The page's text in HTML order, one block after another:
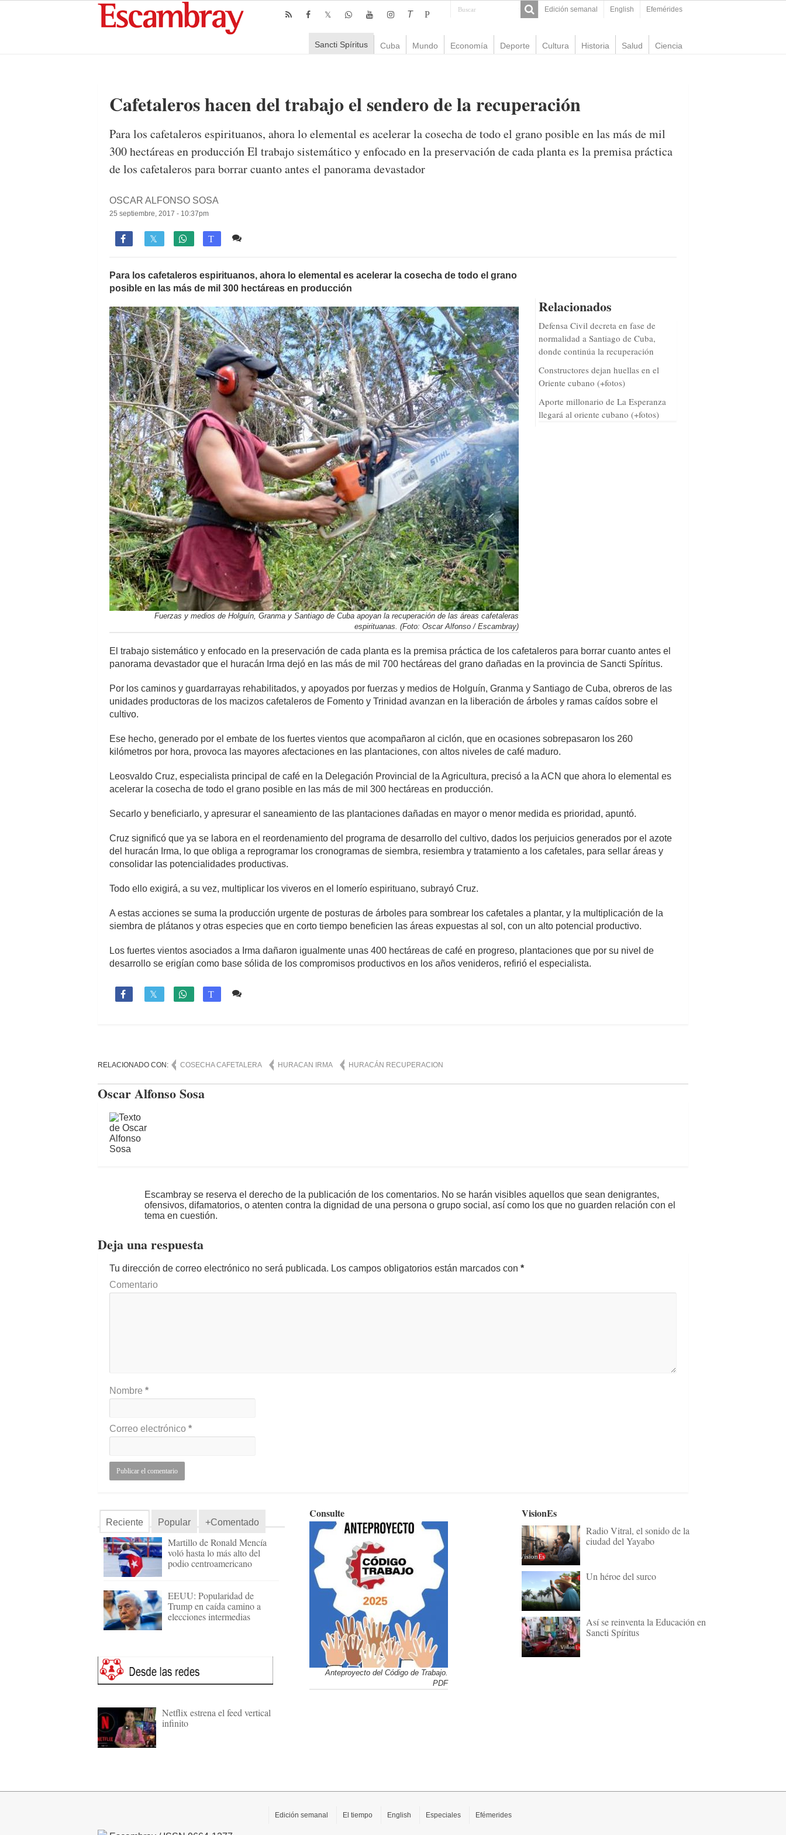
Edición semanal English Efemérides
T P
Sancti Spíritus Cuba Mundo Economía Deporte Cultura Historia Salud Ciencia
Cafetaleros hacen del trabajo el sendero de la recuperación
Para los cafetaleros espirituanos, ahora lo elemental es acelerar la cosecha de todo el grano posible en las más de mil
300 hectáreas en producción El trabajo sistemático y enfocado en la preservación de cada planta es la premisa práctica
de los cafetaleros para borrar cuanto antes el panorama devastador
OSCAR ALFONSO SOSA
25 septiembre, 2017 - 10:37pm
 T
Relacionados
Defensa Civil decreta en fase de
normalidad a Santiago de Cuba,
donde continúa la recuperación
Constructores dejan huellas en el
Oriente cubano (+fotos)
Aporte millonario de La Esperanza
llegará al oriente cubano (+fotos)
Para los cafetaleros espirituanos, ahora lo elemental es acelerar la cosecha de todo el grano
posible en las más de mil 300 hectáreas en producción
Fuerzas y medios de Holguín, Granma y Santiago de Cuba apoyan la recuperación de las áreas cafetaleras
espirituanas. (Foto: Oscar Alfonso / Escambray)
El trabajo sistemático y enfocado en la preservación de cada planta es la premisa práctica de los cafetaleros para borrar cuanto antes el
panorama devastador que el huracán Irma dejó en las más de mil 700 hectáreas del grano dañadas en la provincia de Sancti Spíritus.
Por los caminos y guardarrayas rehabilitados, y apoyados por fuerzas y medios de Holguín, Granma y Santiago de Cuba, obreros de las
unidades productoras de los macizos cafetaleros de Fomento y Trinidad avanzan en la liberación de árboles y ramas caídos sobre el
cultivo.
Ese hecho, generado por el embate de los fuertes vientos que acompañaron al ciclón, que en ocasiones sobrepasaron los 260
kilómetros por hora, provoca las mayores afectaciones en las plantaciones, con altos niveles de café maduro.
Leosvaldo Cruz, especialista principal de café en la Delegación Provincial de la Agricultura, precisó a la ACN que ahora lo elemental es
acelerar la cosecha de todo el grano posible en las más de mil 300 hectáreas en producción.
Secarlo y beneficiarlo, y apresurar el saneamiento de las plantaciones dañadas en mayor o menor medida es prioridad, apuntó.
Cruz significó que ya se labora en el reordenamiento del programa de desarrollo del cultivo, dados los perjuicios generados por el azote
del huracán Irma, lo que obliga a reprogramar los cronogramas de siembra, resiembra y tratamiento a los cafetales, para sellar áreas y
consolidar las potencialidades productivas.
Todo ello exigirá, a su vez, multiplicar los viveros en el lomerío espirituano, subrayó Cruz.
A estas acciones se suma la producción urgente de posturas de árboles para sombrear los cafetales a plantar, y la multiplicación de la
siembra de plátanos y otras especies que en corto tiempo beneficien las áreas expuestas al sol, con un alto potencial productivo.
Los fuertes vientos asociados a Irma dañaron igualmente unas 400 hectáreas de café en progreso, plantaciones que por su nivel de
desarrollo se erigían como base sólida de los compromisos productivos en los años venideros, refirió el especialista.
 T
RELACIONADO CON: COSECHA CAFETALERA HURACAN IRMA HURACÁN RECUPERACION
Oscar Alfonso Sosa
Escambray se reserva el derecho de la publicación de los comentarios. No se harán visibles aquellos que sean denigrantes,
ofensivos, difamatorios, o atenten contra la dignidad de una persona o grupo social, así como los que no guarden relación con el
tema en cuestión.
Deja una respuesta
Tu dirección de correo electrónico no será publicada. Los campos obligatorios están marcados con *
Comentario
Nombre *
Correo electrónico *
Reciente Popular +Comentado
Martillo de Ronald Mencía
voló hasta lo más alto del
podio centroamericano
EEUU: Popularidad de
Trump en caída camino a
elecciones intermedias
Netflix estrena el feed vertical
infinito
Consulte
Anteproyecto del Código de Trabajo.
PDF
VisionEs
Radio Vitral, el sonido de la
ciudad del Yayabo
Un héroe del surco
Así se reinventa la Educación en
Sancti Spíritus
Edición semanal El tiempo English Especiales Efémerides